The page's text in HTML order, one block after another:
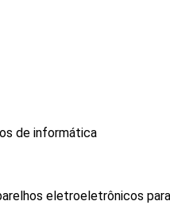
de informática
eletroeletrônicos